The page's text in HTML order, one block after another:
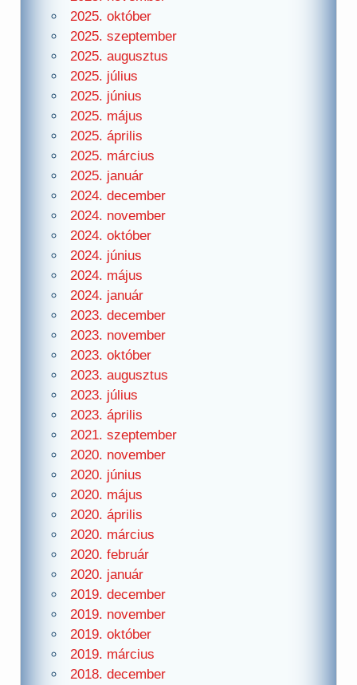
2025. október
2025. szeptember
2025. augusztus
2025. július
2025. június
2025. május
2025. április
2025. március
2025. január
2024. december
2024. november
2024. október
2024. június
2024. május
2024. január
2023. december
2023. november
2023. október
2023. augusztus
2023. július
2023. április
2021. szeptember
2020. november
2020. június
2020. május
2020. április
2020. március
2020. február
2020. január
2019. december
2019. november
2019. október
2019. március
2018. december